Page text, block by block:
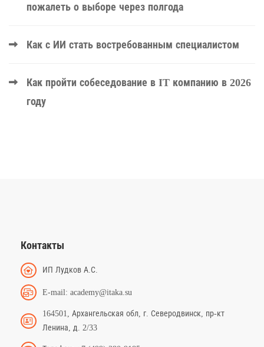
пожалеть о выборе через полгода
Как с ИИ стать востребованным специалистом
Как пройти собеседование в IT компанию в 2026
году
Контакты
ИП Лудков А.С.
E-mail: academy@itaka.su
164501, Архангельская обл, г. Северодвинск, пр-кт
Ленина, д. 2/33